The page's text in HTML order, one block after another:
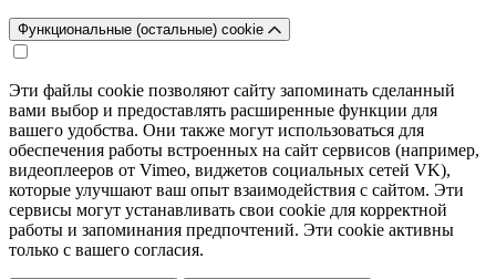
Функциональные (остальные) cookie
Эти файлы cookie позволяют сайту запоминать сделанный
вами выбор и предоставлять расширенные функции для
вашего удобства. Они также могут использоваться для
обеспечения работы встроенных на сайт сервисов (например,
видеоплееров от Vimeo, виджетов социальных сетей VK),
которые улучшают ваш опыт взаимодействия с сайтом. Эти
сервисы могут устанавливать свои cookie для корректной
работы и запоминания предпочтений. Эти cookie активны
только с вашего согласия.